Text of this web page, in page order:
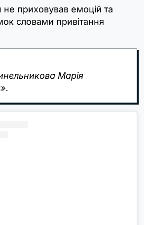
приховував емоцій та
словами привітання
Марія